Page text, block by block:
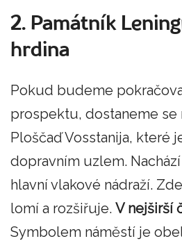
2. Památník
hrdina
Pokud budeme
prospektu, dostaneme se
Ploščaď Vosstanija, které
dopravním uzlem.
hlavní vlakové nádraží.
lomí a rozšiřuje. V nejširší
Symbolem náměstí je